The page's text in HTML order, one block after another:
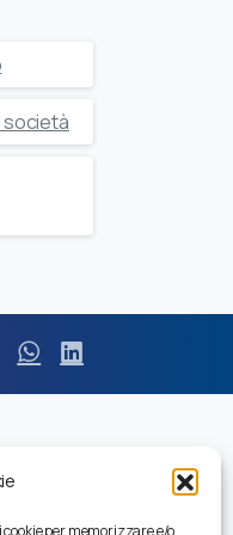
per memorizzare e/o
società